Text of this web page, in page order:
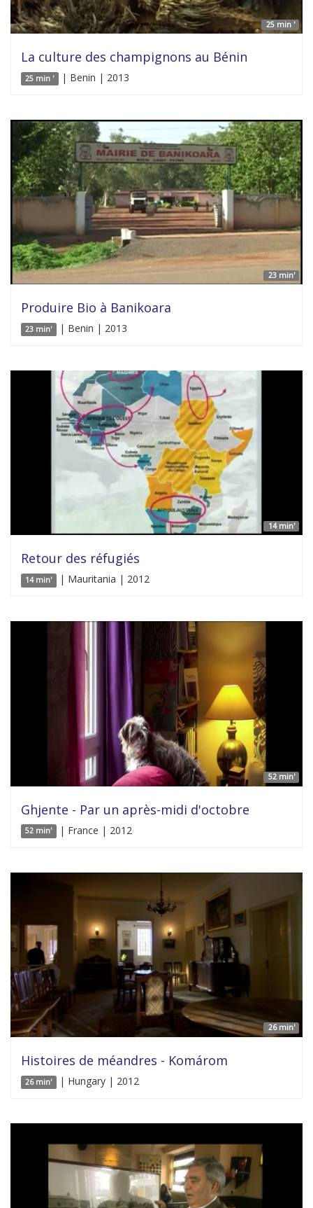
25 min '
La culture des champignons au Bénin
25 min ' | Benin | 2013
23 min'
Produire Bio à Banikoara
23 min' | Benin | 2013
14 min'
Retour des réfugiés
14 min' | Mauritania | 2012
52 min'
Ghjente - Par un après-midi d'octobre
52 min' | France | 2012
26 min'
Histoires de méandres - Komárom
26 min' | Hungary | 2012